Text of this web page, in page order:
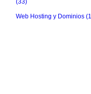
(33)
Web Hosting y Dominios